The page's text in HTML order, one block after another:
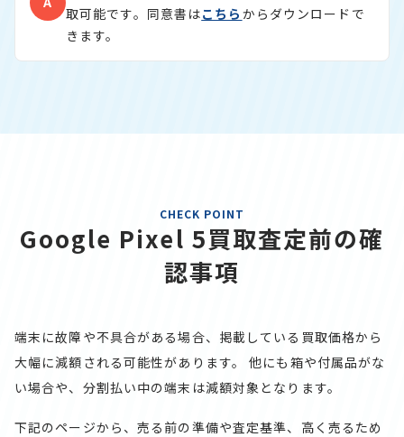
取可能です。同意書はこちら からダウンロードで
きます。
CHECK POINT
Google Pixel 5買取査定前の確
認事項
端末に故障や不具合がある場合、掲載している買取価格から
大幅に減額される可能性があります。
他にも箱や付属品がな
い場合や、分割払い中の端末は減額対象となります。
下記のページから、売る前の準備や査定基準、高く売るため